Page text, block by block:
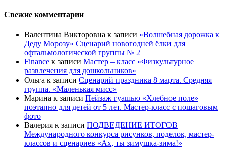
Свежие комментарии
Валентина Викторовна к записи «Волшебная дорожка к
Деду Морозу» Сценарий новогодней ёлки для
офтальмологической группы № 2
Finance к записи Мастер – класс «Физкультурное
развлечения для дошкольников»
Ольга к записи Сценарий праздника 8 марта. Средняя
группа. «Маленькая мисс»
Марина к записи Пейзаж гуашью «Хлебное поле»
поэтапно для детей от 5 лет. Мастер-класс с пошаговым
фото
Валерия к записи ПОДВЕДЕНИЕ ИТОГОВ
Международного конкурса рисунков, поделок, мастер-
классов и сценариев «Ах, ты зимушка-зима!»